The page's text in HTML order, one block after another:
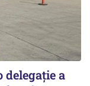
delegație a